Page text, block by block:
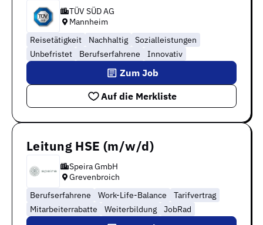
TÜV SÜD AG
Mannheim
Reisetätigkeit
Nachhaltig
Sozialleistungen
Unbefristet
Berufserfahrene Innovativ
Auf die Merkliste
Zum Job
Leitung HSE (m/w/d)
Speira GmbH
Grevenbroich
Berufserfahrene
Work-Life-Balance
Tarifvertrag
Mitarbeiterrabatte
Weiterbildung JobRad